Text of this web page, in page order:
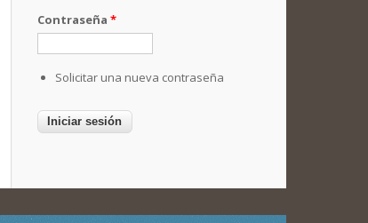
Contraseña *
Solicitar una nueva contraseña